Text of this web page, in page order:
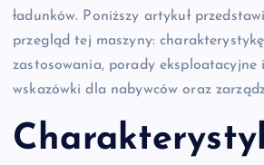
ładunków. Poniższy artykuł
przegląd tej maszyny:
zastosowania, porady eksploatacyjne
wskazówki dla nabywców oraz